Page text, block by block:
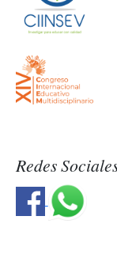
Redes